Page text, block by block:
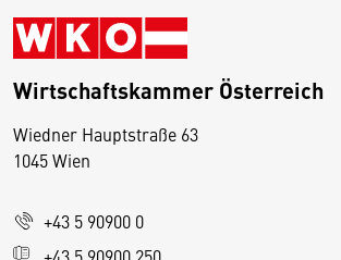
Wirtschaftskammer Österreich
Wiedner Hauptstraße 63
1045 Wien
+43 5 90900 0
D
s